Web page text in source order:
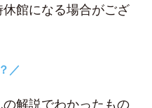
館になる場合がござ
／
解説でわかったもの